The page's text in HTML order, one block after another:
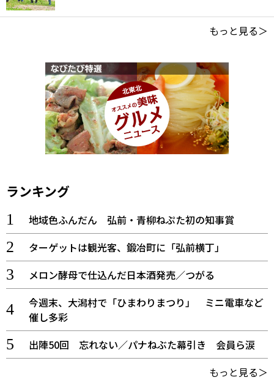
もっと見る＞
ランキング
地域色ふんだん 弘前・青柳ねぷた初の知事賞
ターゲットは観光客、鍛冶町に「弘前横丁」
メロン酵母で仕込んだ日本酒発売／つがる
今週末、大潟村で「ひまわりまつり」 ミニ電車など
催し多彩
出陣50回 忘れない／パナねぶた幕引き 会員ら涙
もっと見る＞